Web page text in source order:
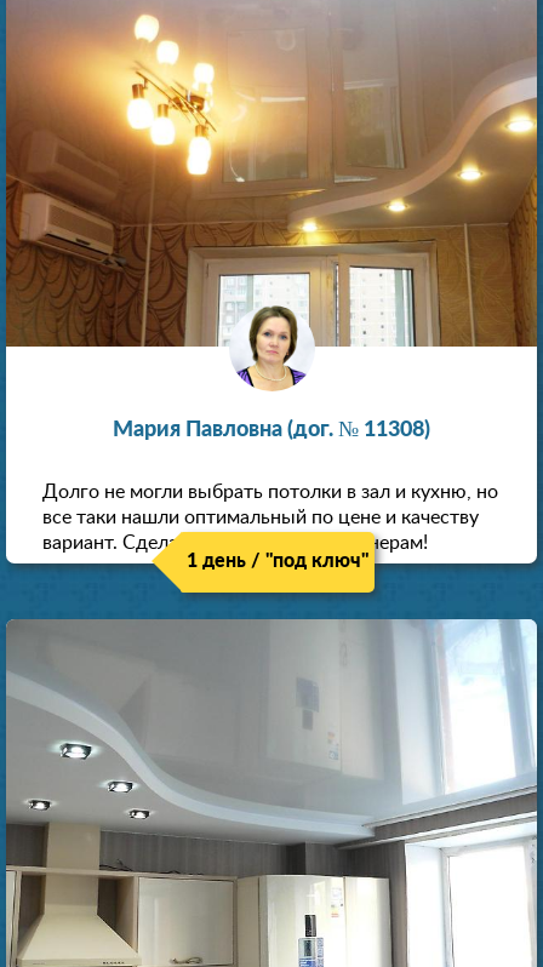
Мария Павловна (дог. № 11308)
Долго не могли выбрать потолки в зал и кухню, но
все таки нашли оптимальный по цене и качеству
вариант. Сделали скидку как пенсионерам!
1 день / "под ключ"